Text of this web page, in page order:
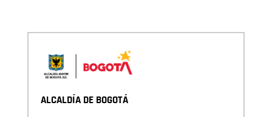
ALCALDÍA DE BOGOTÁ